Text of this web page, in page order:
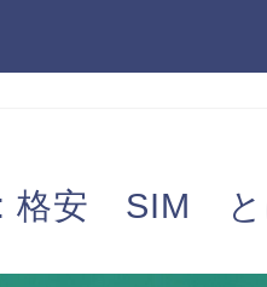
格安 SIM と